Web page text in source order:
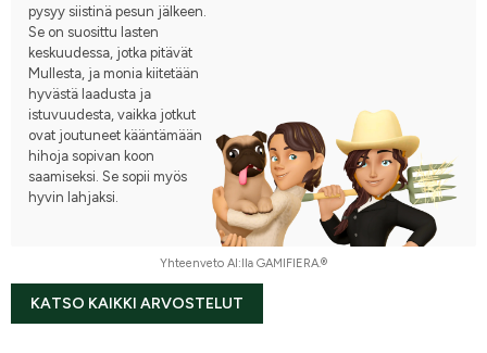
pysyy siistinä pesun jälkeen.
Se on suosittu lasten
keskuudessa, jotka pitävät
Mullesta, ja monia kiitetään
hyvästä laadusta ja
istuvuudesta, vaikka jotkut
ovat joutuneet kääntämään
hihoja sopivan koon
saamiseksi. Se sopii myös
hyvin lahjaksi.
Yhteenveto AI:lla GAMIFIERA.®
KATSO KAIKKI ARVOSTELUT